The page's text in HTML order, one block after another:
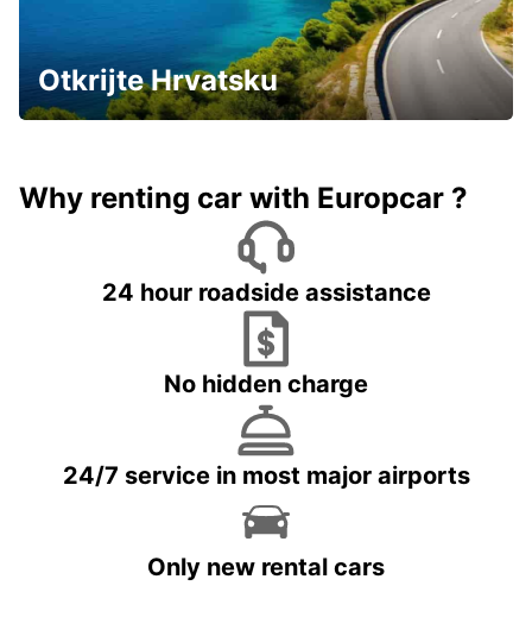
Otkrijte Hrvatsku
Why renting car with Europcar ?
24 hour roadside assistance
No hidden charge
24/7 service in most major airports
Only new rental cars